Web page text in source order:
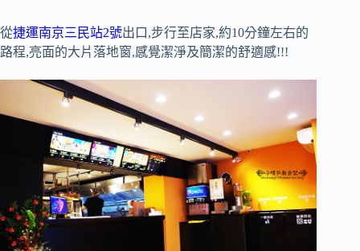
從捷運南京三民站2號出口,步行至店家,約10分鐘左右的
路程,亮面的大片落地窗,感覺潔淨及簡潔的舒適感!!!